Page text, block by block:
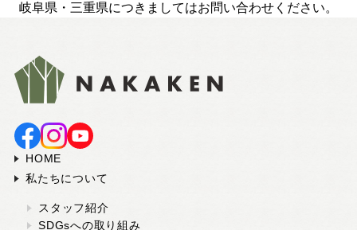
岐阜県・三重県につきましてはお問い合わせください。
HOME
私たちについて
スタッフ紹介
SDGsへの取り組み